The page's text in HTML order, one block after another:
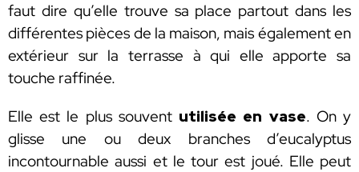
faut dire qu’elle trouve sa place partout dans les
différentes pièces de la maison, mais également en
extérieur sur la terrasse à qui elle apporte sa
touche raffinée.
Elle est le plus souvent utilisée en vase. On y
glisse une ou deux branches d’eucalyptus
incontournable aussi et le tour est joué. Elle peut